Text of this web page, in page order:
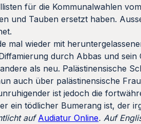
für die Kommunalwahlen
und Tauben ersetzt haben.
mal wieder mit
durch Abbas und
als neu. Palästinensische
auch über palästinensische
ist jedoch die
ein tödlicher Bumerang ist, der
aufAudiatur Online. Auf